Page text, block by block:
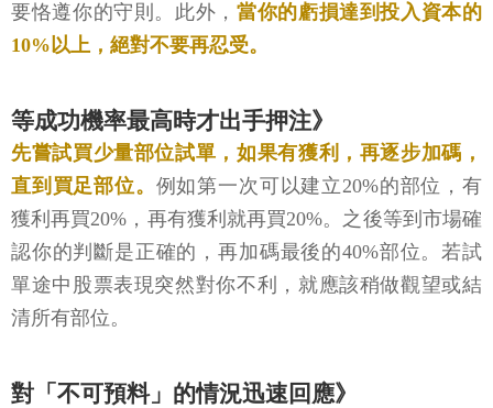
要恪遵你的守則。此外， 當你的虧損達到投入資本的
10%以上，絕對不要再忍受。
等成功機率最高時才出手押注》
先嘗試買少量部位試單，如果有獲利，再逐步加碼，
直到買足部位。 例如第一次可以建立20%的部位，有
獲利再買20%，再有獲利就再買20%。之後等到市場確
認你的判斷是正確的，再加碼最後的40%部位。若試
單途中股票表現突然對你不利，就應該稍做觀望或結
清所有部位。
對「不可預料」的情況迅速回應》